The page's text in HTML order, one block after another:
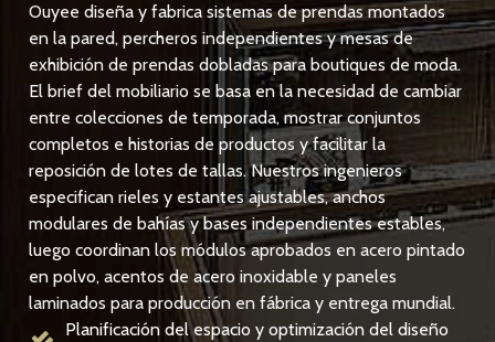
Ouyee diseña y fabrica sistemas de prendas montados
en la pared, percheros independientes y mesas de
exhibición de prendas dobladas para boutiques de moda.
El brief del mobiliario se basa en la necesidad de cambiar
entre colecciones de temporada, mostrar conjuntos
completos e historias de productos y facilitar la
reposición de lotes de tallas. Nuestros ingenieros
especifican rieles y estantes ajustables, anchos
modulares de bahías y bases independientes estables,
luego coordinan los módulos aprobados en acero pintado
en polvo, acentos de acero inoxidable y paneles
laminados para producción en fábrica y entrega mundial.
Planificación del espacio y optimización del diseño